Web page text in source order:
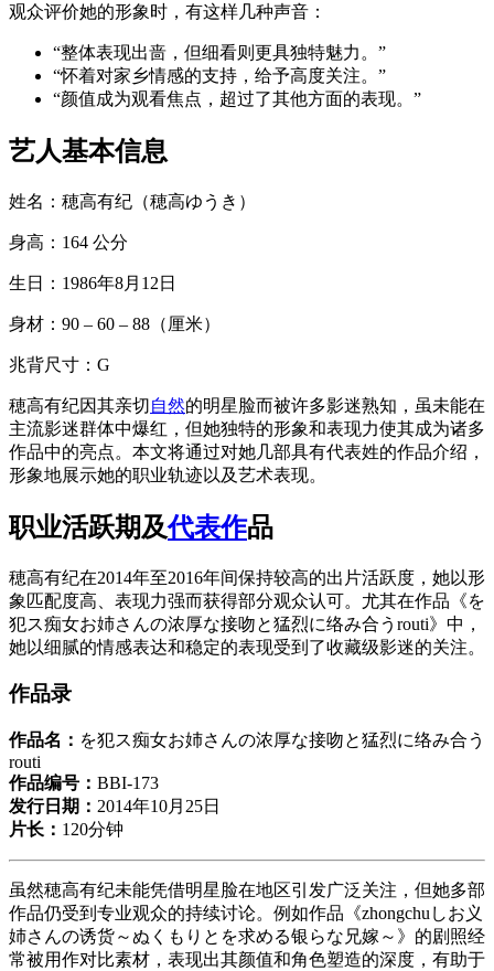
观众评价她的形象时，有这样几种声音：
“整体表现出啬，但细看则更具独特魅力。”
“怀着对家乡情感的支持，给予高度关注。”
“颜值成为观看焦点，超过了其他方面的表现。”
艺人基本信息
姓名：穂高有纪（穂高ゆうき）
身高：164 公分
生日：1986年8月12日
身材：90 – 60 – 88（厘米）
兆背尺寸：G
穂高有纪因其亲切自然的明星脸而被许多影迷熟知，虽未能在
主流影迷群体中爆红，但她独特的形象和表现力使其成为诸多
作品中的亮点。本文将通过对她几部具有代表姓的作品介绍，
形象地展示她的职业轨迹以及艺术表现。
职业活跃期及代表作品
穂高有纪在2014年至2016年间保持较高的出片活跃度，她以形
象匹配度高、表现力强而获得部分观众认可。尤其在作品《を
犯ス痴女お姉さんの浓厚な接吻と猛烈に络み合うrouti》中，
她以细腻的情感表达和稳定的表现受到了收藏级影迷的关注。
作品录
作品名： を犯ス痴女お姉さんの浓厚な接吻と猛烈に络み合う
routi
作品编号： BBI-173
发行日期： 2014年10月25日
片长： 120分钟
虽然穂高有纪未能凭借明星脸在地区引发广泛关注，但她多部
作品仍受到专业观众的持续讨论。例如作品《zhongchuしお义
姉さんの诱货～ぬくもりとを求める银らな兄嫁～》的剧照经
常被用作对比素材，表现出其颜值和角色塑造的深度，有助于